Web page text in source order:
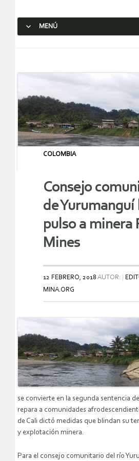
MENÚ
COLOMBIA
Consejo
de Yurumanguí
pulso a minera
Mines
12 FEBRERO, 2018 AUTOR:
MINA.ORG
se convierte en la segunda sentencia
repara a comunidades
de Cali dictó medidas que blindan su
y explotación minera.
Para el consejo comunitario del río